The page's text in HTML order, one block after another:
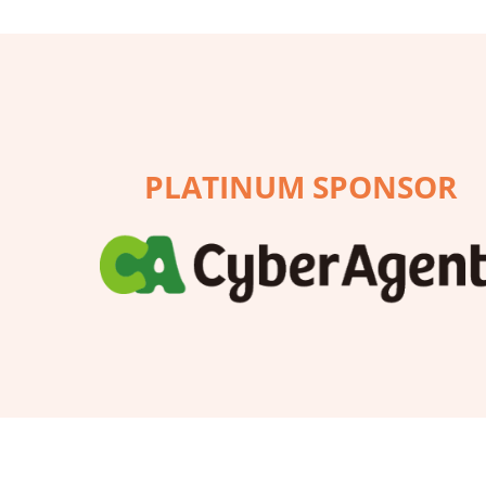
PLATINUM SPONSOR